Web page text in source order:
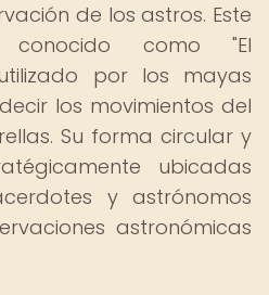
de los astros. Este
conocido como "El
por los mayas
los movimientos del
Su forma circular y
ubicadas
y astrónomos
astronómicas